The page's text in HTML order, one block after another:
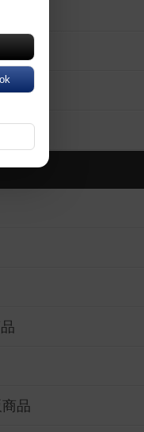
品